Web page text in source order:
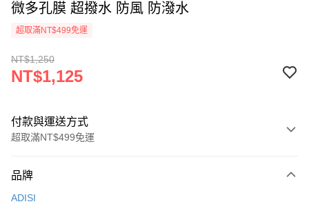
微多孔膜 超撥水 防風 防潑水
超取滿NT$499免運
NT$1,250
NT$1,125
付款與運送方式
超取滿NT$499免運
信用卡一次付款
品牌
ADISI